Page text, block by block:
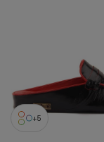
5